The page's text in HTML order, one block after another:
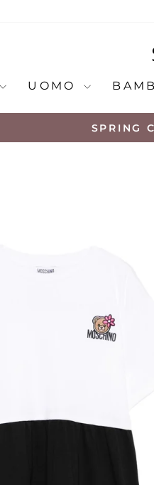
UOMO
SPRING